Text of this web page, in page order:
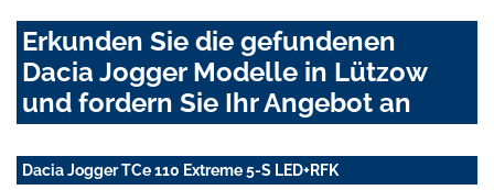
Erkunden Sie die gefundenen
Dacia Jogger Modelle in Lützow
und fordern Sie Ihr Angebot an
Dacia Jogger TCe 110 Extreme 5-S LED+RFK